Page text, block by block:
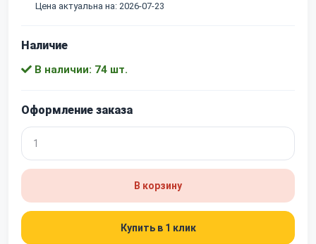
Цена актуальна на: 2026-07-23
Наличие
В наличии: 74 шт.
Оформление заказа
В корзину
Купить в 1 клик